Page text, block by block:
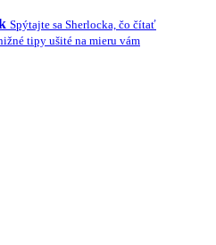
Spýtajte sa Sherlocka, čo čítať
tipy ušité na mieru vám